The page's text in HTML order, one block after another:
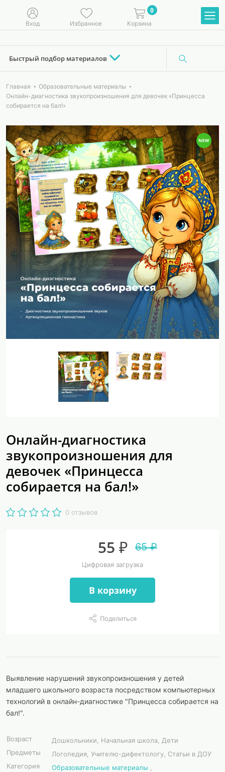
Вход Избранное
0
Корзина
Быстрый подбор материалов
Главная
Образовательные материалы
Онлайн-диагностика звукопроизношения для девочек «Принцесса
собирается на бал!»
Онлайн-диагностика
звукопроизношения для
девочек «Принцесса
собирается на бал!»
0 отзывов
55 ₽ 65 ₽
Цифровая загрузка
В корзину
Поделиться
Выявление нарушений звукопроизношения у детей
младшего школьного возраста посредством компьютерных
технологий в онлайн-диагностике "Принцесса собирается на
бал!".
Возраст
Дошкольники, Начальная школа, Дети
Предметы
Логопедия, Учителю-дифектологу, Статьи в ДОУ
Категория
Образовательные материалы